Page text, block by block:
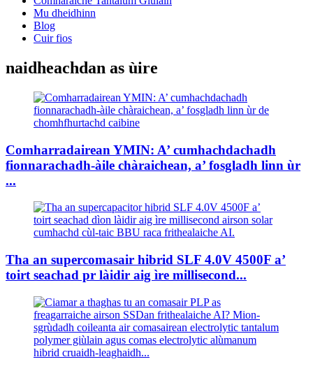
Mu dheidhinn
Blog
Cuir fios
naidheachdan as ùire
Comharradairean YMIN: A’ cumhachdachadh
fionnarachadh-àile chàraichean, a’ fosgladh linn ùr
...
Tha an supercomasair hibrid SLF 4.0V 4500F a’
toirt seachad pr làidir aig ìre millisecond...